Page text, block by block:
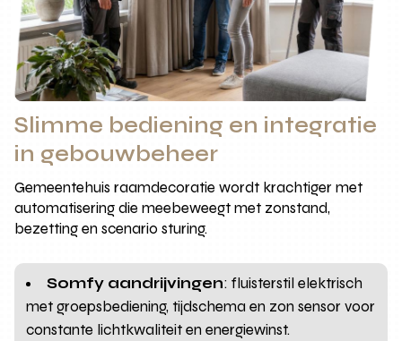
Slimme bediening en integratie
in gebouwbeheer
Gemeentehuis raamdecoratie wordt krachtiger met
automatisering die meebeweegt met zonstand,
bezetting en scenario sturing.
Somfy aandrijvingen: fluisterstil elektrisch
met groepsbediening, tijdschema en zon sensor voor
constante lichtkwaliteit en energiewinst.